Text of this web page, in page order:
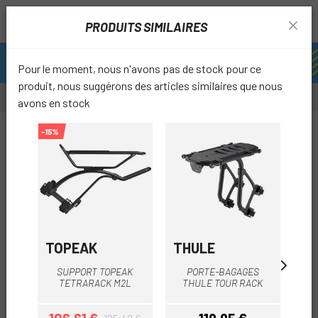
PRODUITS SIMILAIRES
Pour le moment, nous n'avons pas de stock pour ce
produit, nous suggérons des articles similaires que nous
avons en stock
-15%
TOPEAK
SUPPORT TOPEAK
TETRARACK M2L
THULE
PORTE-BAGAGES
THULE TOUR RACK